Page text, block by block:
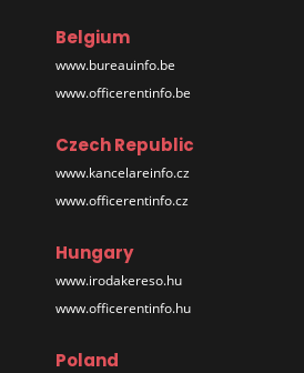
Belgium
www.bureauinfo.be
www.officerentinfo.be
Czech Republic
www.kancelareinfo.cz
www.officerentinfo.cz
Hungary
www.irodakereso.hu
www.officerentinfo.hu
Poland